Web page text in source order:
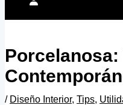
/ Diseño Interior, Tips,